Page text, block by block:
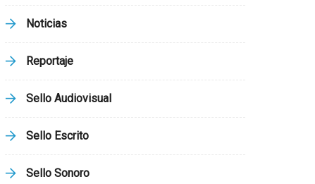
Noticias
Reportaje
Sello Audiovisual
Sello Escrito
Sello Sonoro